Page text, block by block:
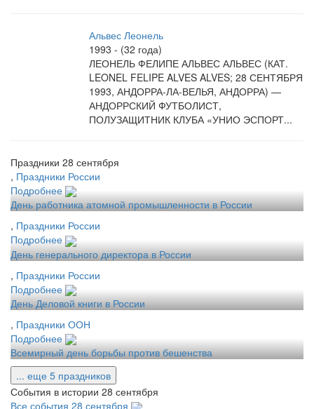
Альвес Леонель
1993 - (32 года)
ЛЕОНЕЛЬ ФЕЛИПЕ АЛЬВЕС АЛЬВЕС (КАТ.
LEONEL FELIPE ALVES ALVES; 28 СЕНТЯБРЯ
1993, АНДОРРА-ЛА-ВЕЛЬЯ, АНДОРРА) —
АНДОРРСКИЙ ФУТБОЛИСТ,
ПОЛУЗАЩИТНИК КЛУБА «УНИО ЭСПОРТ...
Праздники 28 сентября
, Праздники России
Подробнее
День работника атомной промышленности в России
, Праздники России
Подробнее
День генерального директора в России
, Праздники России
Подробнее
День Деловой книги в России
, Праздники ООН
Подробнее
Всемирный день борьбы против бешенства
... еще 5 праздников
События в истории 28 сентября
Все события 28 сентября